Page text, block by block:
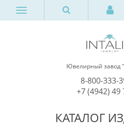
Ювелирный завод
8-800-333-
+7 (4942) 49
КАТАЛОГ